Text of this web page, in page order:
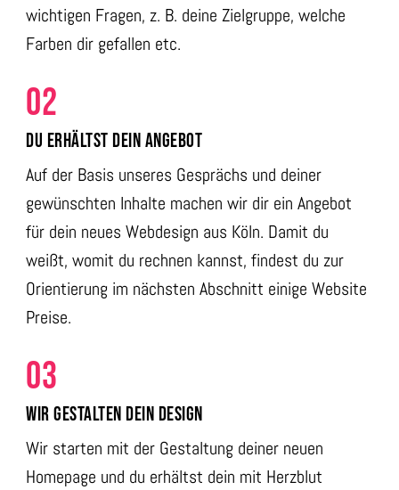
wichtigen Fragen, z. B. deine Zielgruppe, welche
Farben dir gefallen etc.
02
DU ERHÄLTST DEIN ANGEBOT
Auf der Basis unseres Gesprächs und deiner
gewünschten Inhalte machen wir dir ein Angebot
für dein neues Webdesign aus Köln. Damit du
weißt, womit du rechnen kannst, findest du zur
Orientierung im nächsten Abschnitt einige Website
Preise.
03
WIR GESTALTEN DEIN DESIGN
Wir starten mit der Gestaltung deiner neuen
Homepage und du erhältst dein mit Herzblut